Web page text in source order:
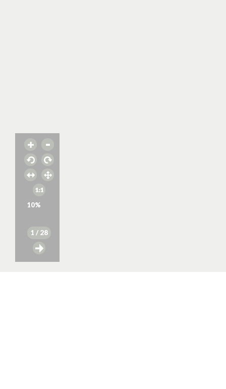
10%
1 / 28